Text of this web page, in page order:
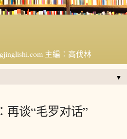
主編：高伐林
▼
再谈“毛罗对话”